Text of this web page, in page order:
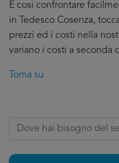
E cosi confrontare
in Tedesco Cosenza,
prezzi ed i costi nella
variano i costi a seconda
Torna su